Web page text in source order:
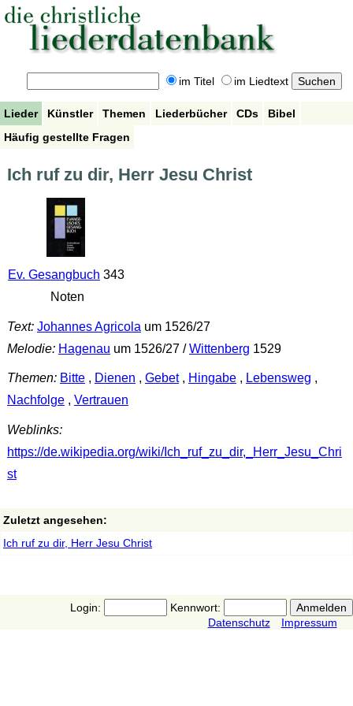
im Titel im Liedtext
Lieder Künstler Themen Liederbücher CDs
Bibel
Häufig gestellte Fragen
Ich ruf zu dir, Herr Jesu Christ
Ev. Gesangbuch 343
Noten
Text: Johannes Agricola um 1526/27
Melodie: Hagenau um 1526/27 /Wittenberg 1529
Themen: Bitte, Dienen , Gebet, Hingabe, Lebensweg ,
Nachfolge, Vertrauen
Weblinks:
https://de.wikipedia.org/wiki/Ich_ruf_zu_dir,_Herr_Jesu_Chri
st
Zuletzt angesehen:
Ich ruf zu dir, Herr Jesu Christ
Login:
Kennwort:
Datenschutz
Impressum